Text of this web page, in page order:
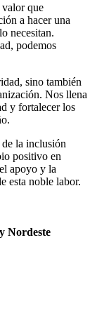
valor que
a hacer una
necesitan.
podemos
sino también
Nos llena
y fortalecer los
la inclusión
positivo en
apoyo y la
esta noble labor.
Nordeste